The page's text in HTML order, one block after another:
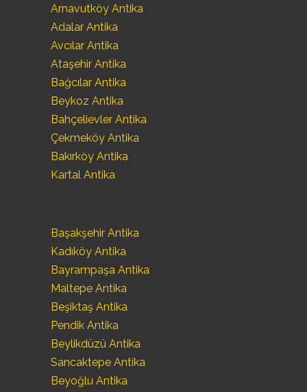
Arnavutköy Antika
Adalar Antika
Avcılar Antika
Ataşehir Antika
Bağcılar Antika
Beykoz Antika
Bahçelievler Antika
Çekmeköy Antika
Bakırköy Antika
Kartal Antika
Başakşehir Antika
Kadıköy Antika
Bayrampaşa Antika
Maltepe Antika
Beşiktaş Antika
Pendik Antika
Beylikdüzü Antika
Sancaktepe Antika
Beyoğlu Antika